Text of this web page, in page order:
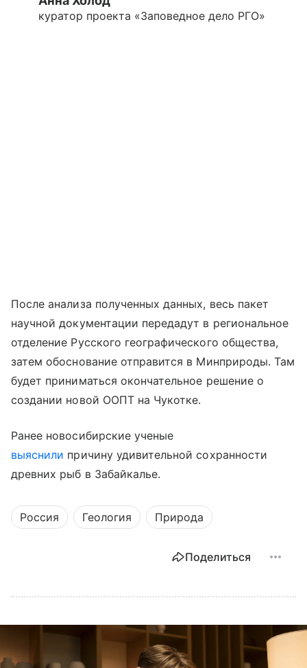
куратор проекта «Заповедное дело РГО»
После анализа полученных данных, весь пакет
научной документации передадут в региональное
отделение Русского географического общества,
затем обоснование отправится в Минприроды. Там
будет приниматься окончательное решение о
создании новой ООПТ на Чукотке.
Ранее новосибирские ученые
выяснили причину удивительной сохранности
древних рыб в Забайкалье.
Россия Геология Природа
Поделиться